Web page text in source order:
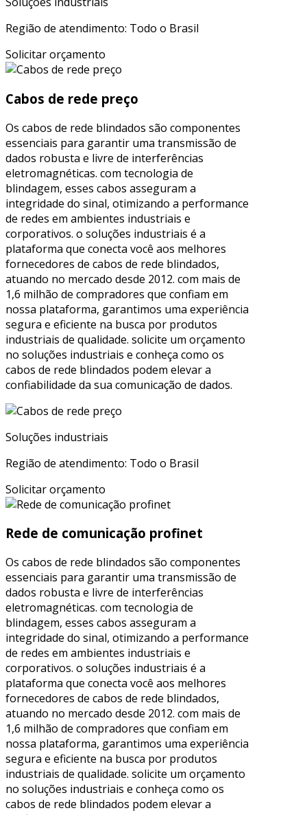
Região de atendimento: Todo o Brasil
Solicitar orçamento
Cabos de rede preço
Os cabos de rede blindados são componentes
essenciais para garantir uma transmissão de
dados robusta e livre de interferências
eletromagnéticas. com tecnologia de
blindagem, esses cabos asseguram a
integridade do sinal, otimizando a performance
de redes em ambientes industriais e
corporativos. o soluções industriais é a
plataforma que conecta você aos melhores
fornecedores de cabos de rede blindados,
atuando no mercado desde 2012. com mais de
1,6 milhão de compradores que confiam em
nossa plataforma, garantimos uma experiência
segura e eficiente na busca por produtos
industriais de qualidade. solicite um orçamento
no soluções industriais e conheça como os
cabos de rede blindados podem elevar a
confiabilidade da sua comunicação de dados.
Soluções industriais
Região de atendimento: Todo o Brasil
Solicitar orçamento
Rede de comunicação profinet
Os cabos de rede blindados são componentes
essenciais para garantir uma transmissão de
dados robusta e livre de interferências
eletromagnéticas. com tecnologia de
blindagem, esses cabos asseguram a
integridade do sinal, otimizando a performance
de redes em ambientes industriais e
corporativos. o soluções industriais é a
plataforma que conecta você aos melhores
fornecedores de cabos de rede blindados,
atuando no mercado desde 2012. com mais de
1,6 milhão de compradores que confiam em
nossa plataforma, garantimos uma experiência
segura e eficiente na busca por produtos
industriais de qualidade. solicite um orçamento
no soluções industriais e conheça como os
cabos de rede blindados podem elevar a